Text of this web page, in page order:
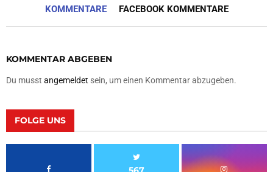
KOMMENTARE FACEBOOK KOMMENTARE
KOMMENTAR ABGEBEN
Du musst angemeldet sein, um einen Kommentar abzugeben.
FOLGE UNS